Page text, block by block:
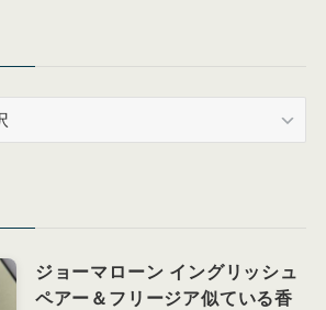
ジョーマローン イングリッシュ
ペアー＆フリージア似ている香